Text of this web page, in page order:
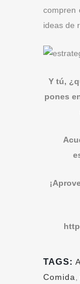
compren
ideas de
Y tú,
pones
TAGS:
Comida